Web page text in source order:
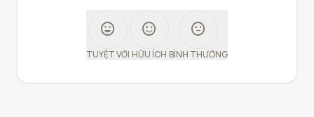
sentiment_very_satisfied
TUYỆT VỜI
sentiment_satisfied
HỮU ÍCH
sentiment_neutral
BÌNH THƯỜNG